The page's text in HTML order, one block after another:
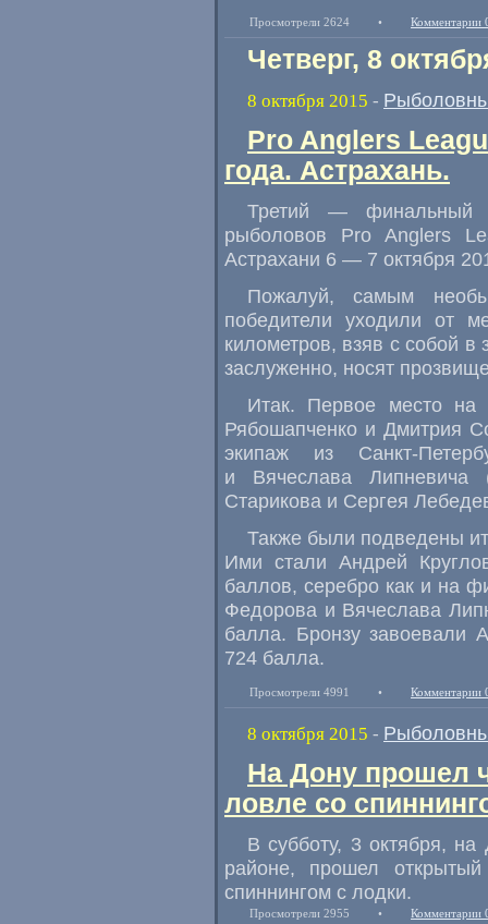
Просмотрели 2624 • Комментарии
Четверг, 8
8 октября 2015 -
Pro Anglers
года. Астрахань.
Третий — финальный
рыболовов Pro Anglers
Астрахани 6 — 7 октября
Пожалуй,
самым
победители уходили от
километров, взяв с собой в
заслуженно, носят
Итак. Первое место на
Рябошапченко и Дмитрия
экипаж из Санкт-
и Вячеслава Липневича
Старикова и Сергея
Также были подведены
Ими стали Андрей
баллов, серебро как и на
Федорова и Вячеслава
балла. Бронзу
724 балла.
Просмотрели 4991 • Комментарии
8 октября 2015 -
На Дону прошел
ловле со
В субботу, 3 октября, на
районе,
прошел
спиннингом с лодки.
Просмотрели 2955 • Комментарии